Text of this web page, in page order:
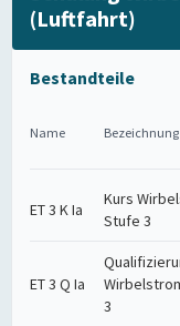
(Luftfahrt)
Bestandteile
Name Bezeichnung
ET 3 K Ia
Kurs
Stufe 3
ET 3 Q Ia
3